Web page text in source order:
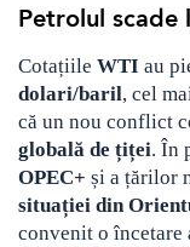
Petrolul scade
Cotațiile WTI au
dolari/baril, cel
că un nou conflict
globală de țiței. În
OPEC+ și a țărilor
situației din
convenit o încetare